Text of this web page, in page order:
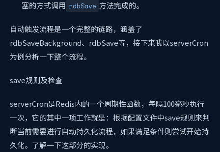
塞的方式调用 rdbSave 方法完成的。
自动触发流程是一个完整的链路，涵盖了
rdbSaveBackground、rdbSave等，接下来我以serverCron
为例分析一下整个流程。
save规则及检查
serverCron是Redis内的一个周期性函数，每隔100毫秒执行
一次，它的其中一项工作就是：根据配置文件中save规则来判
断当前需要进行自动持久化流程，如果满足条件则尝试开始持
久化。了解一下这部分的实现。